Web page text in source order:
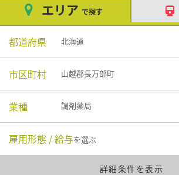
エリア で探す
都道府県 北海道
市区町村 山越郡長万部町
業種 調剤薬局
雇用形態 / 給与を選ぶ
詳細条件を表示